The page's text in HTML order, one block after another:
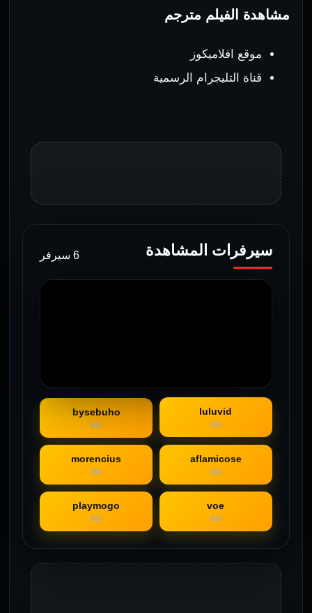
مشاهدة الفيلم مترجم
موقع افلاميكوز
قناة التليجرام الرسمية
سيرفرات المشاهدة 6 سيرفر
luluvid
HD
bysebuho
HD
aflamicose
HD
morencius
HD
voe
HD
playmogo
HD